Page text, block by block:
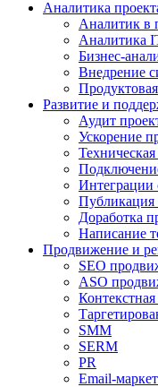
Аналитика
Аналитик в
Аналитика
Бизнес-
Внедрение
Развитие и
Аудит
Ускорение
Интеграции
Доработка
Написание
Продвижение и
SEO
ASO
SMM
SERM
PR
Email-